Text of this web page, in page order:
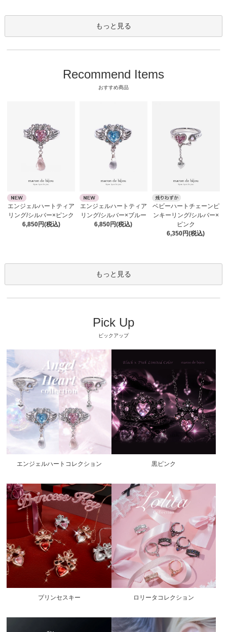
もっと見る
Recommend Items
おすすめ商品
エンジェルハートティア
リング/シルバー×ピンク
6,850円(税込)
エンジェルハートティア
リング/シルバー×ブルー
6,850円(税込)
ベビーハートチェーンピ
ンキーリング/シルバー×
ピンク
6,350円(税込)
もっと見る
Pick Up
ピックアップ
エンジェルハートコレクション 黒ピンク
プリンセスキー ロリータコレクション